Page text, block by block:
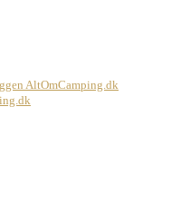
AltOmCamping.dk